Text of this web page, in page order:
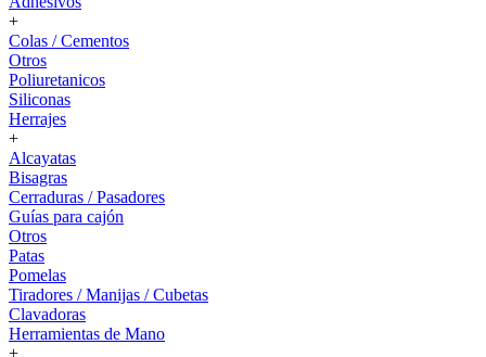
+
Colas / Cementos
Otros
Poliuretanicos
Siliconas
Herrajes
+
Alcayatas
Bisagras
Cerraduras / Pasadores
Guías para cajón
Otros
Patas
Pomelas
Tiradores / Manijas / Cubetas
Clavadoras
Herramientas de Mano
+